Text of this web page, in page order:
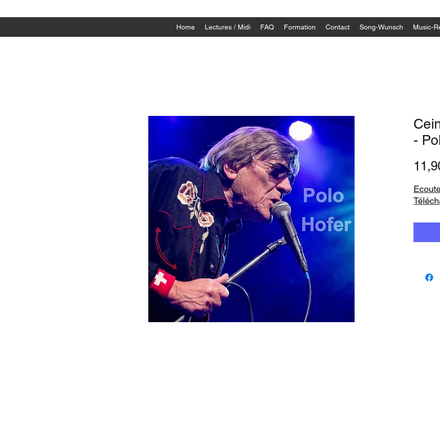
Home Lectures / Midi FAQ Formation Contact Song-Wunsch Music-
-